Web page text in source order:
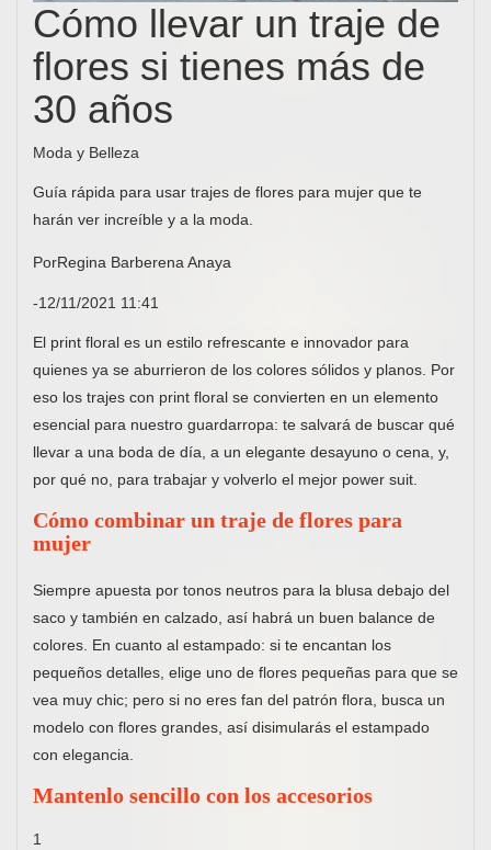
Cómo llevar un traje de
flores si tienes más de
30 años
Moda y Belleza
Guía rápida para usar trajes de flores para mujer que te
harán ver increíble y a la moda.
PorRegina Barberena Anaya
-12/11/2021 11:41
El print floral es un estilo refrescante e innovador para
quienes ya se aburrieron de los colores sólidos y planos. Por
eso los trajes con print floral se convierten en un elemento
esencial para nuestro guardarropa: te salvará de buscar qué
llevar a una boda de día, a un elegante desayuno o cena, y,
por qué no, para trabajar y volverlo el mejor power suit.
Cómo combinar un traje de flores para
mujer
Siempre apuesta por tonos neutros para la blusa debajo del
saco y también en calzado, así habrá un buen balance de
colores. En cuanto al estampado: si te encantan los
pequeños detalles, elige uno de flores pequeñas para que se
vea muy chic; pero si no eres fan del patrón flora, busca un
modelo con flores grandes, así disimularás el estampado
con elegancia.
Mantenlo sencillo con los accesorios
1